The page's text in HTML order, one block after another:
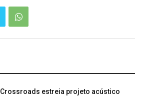
Crossroads estreia projeto acústico